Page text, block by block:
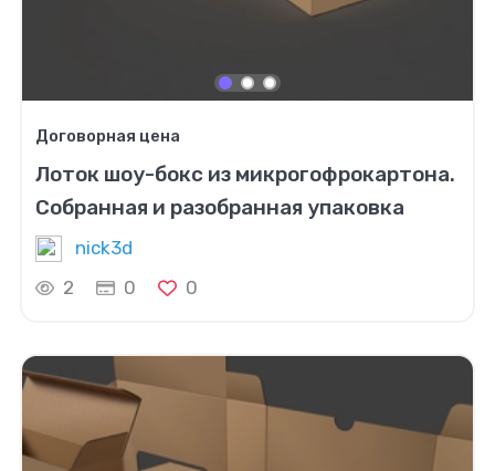
Договорная цена
Лоток шоу-бокс из микрогофрокартона.
Собранная и разобранная упаковка
nick3d
2
0 0